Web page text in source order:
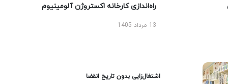
راه‌اندازی کارخانه اکستروژن آلومینیوم
13 مرداد 1405
اشتغال‌زایی بدون تاریخ انقضا